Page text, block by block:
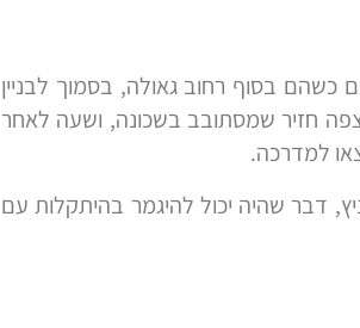
כשהם בסוף רחוב גאולה, בסמוך לבניין
נצפה חזיר שמסתובב בשכונה, ושעה לאחר
למדרכה.
דבר שהיה יכול להיגמר בהיתקלות עם